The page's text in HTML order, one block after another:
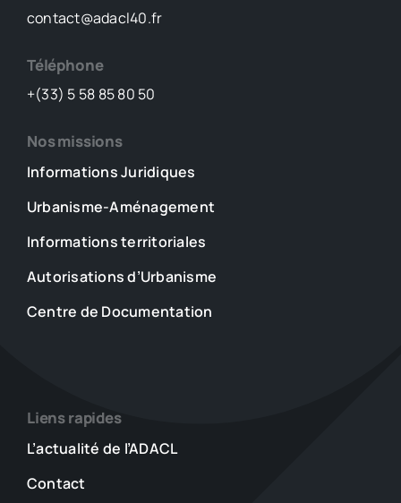
contact@adacl40.fr
Téléphone
+(33) 5 58 85 80 50
Nos missions
Informations Juridiques
Urbanisme-Aménagement
Informations territoriales
Autorisations d’Urbanisme
Centre de Documentation
Liens rapides
L’actualité de l’ADACL
Contact